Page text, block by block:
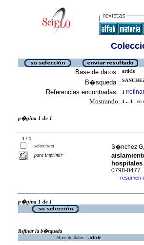
Base de datos : article
B�squeda :
Referencias encontradas : 1 [refinar
Mostrando: 1 .. 1 en
p�gina 1 de 1
1 / 1
selecciona
para imprimir
S�nchez
hospitales
0798-0477
· resumen
p�gina 1 de 1
Refinar la b�squeda
Base de datos : article